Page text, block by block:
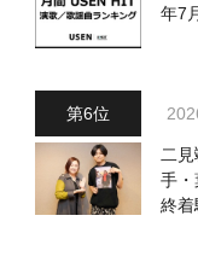
年7
二
手
終着